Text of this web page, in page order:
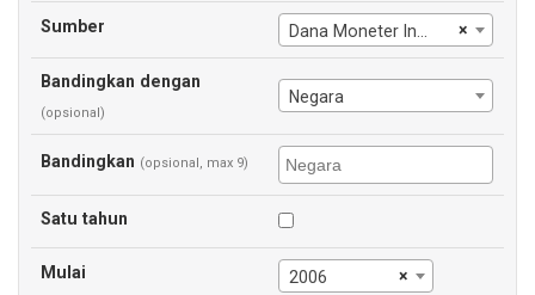
Sumber ×
Dana Moneter Internasional
Bandingkan dengan
(opsional)
Negara
Bandingkan (opsional, max 9)
Satu tahun
Mulai ×
2006